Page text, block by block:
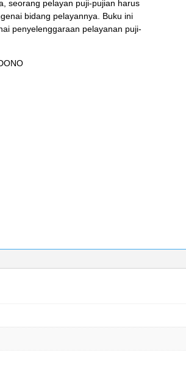
seorang pelayan puji-pujian harus
bidang pelayannya. Buku ini
penyelenggaraan pelayanan puji-